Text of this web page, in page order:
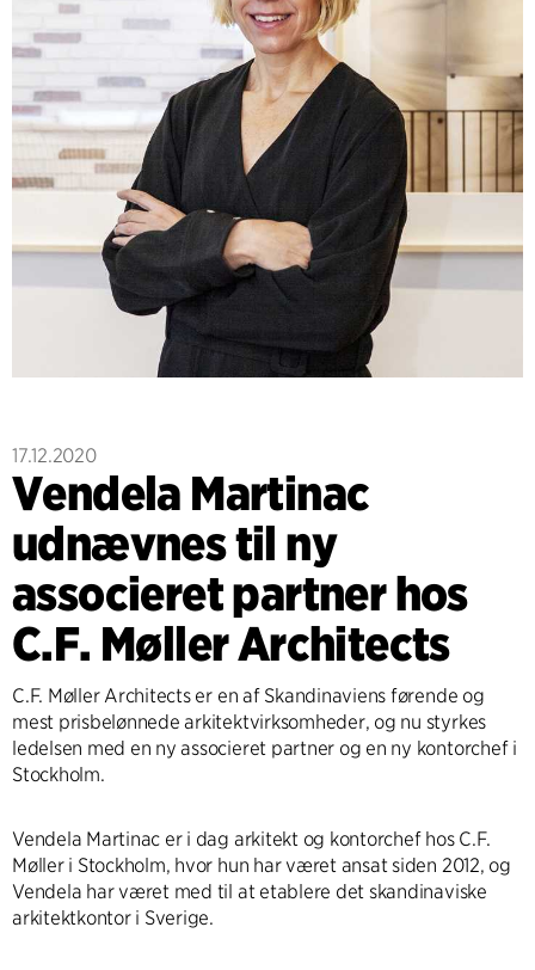
17.12.2020
Vendela Martinac
udnævnes til ny
associeret partner hos
C.F. Møller Architects
C.F. Møller Architects er en af Skandinaviens førende og
mest prisbelønnede arkitektvirksomheder, og nu styrkes
ledelsen med en ny associeret partner og en ny kontorchef i
Stockholm.
Vendela Martinac er i dag arkitekt og kontorchef hos C.F.
Møller i Stockholm, hvor hun har været ansat siden 2012, og
Vendela har været med til at etablere det skandinaviske
arkitektkontor i Sverige.